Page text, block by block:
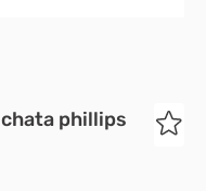
phillips